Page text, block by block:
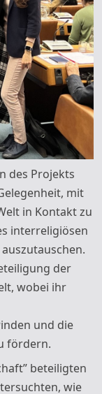
des Projekts
mit
in Kontakt zu
interreligiösen
der
wobei ihr
und die
fördern.
beteiligten
wie